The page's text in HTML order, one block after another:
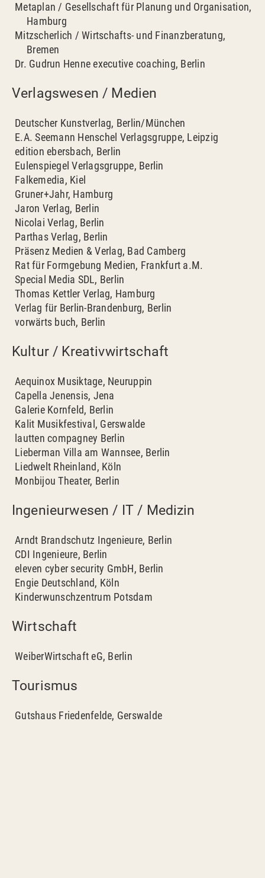
Metaplan / Gesellschaft für Planung und Organisation,
Hamburg
Mitzscherlich / Wirtschafts- und Finanzberatung,
Bremen
Dr. Gudrun Henne executive coaching, Berlin
Verlagswesen / Medien
Deutscher Kunstverlag, Berlin/München
E.A. Seemann Henschel Verlagsgruppe, Leipzig
edition ebersbach, Berlin
Eulenspiegel Verlagsgruppe, Berlin
Falkemedia, Kiel
Gruner+Jahr, Hamburg
Jaron Verlag, Berlin
Nicolai Verlag, Berlin
Parthas Verlag, Berlin
Präsenz Medien & Verlag, Bad Camberg
Rat für Formgebung Medien, Frankfurt a.M.
Special Media SDL, Berlin
Thomas Kettler Verlag, Hamburg
Verlag für Berlin-Brandenburg, Berlin
vorwärts buch, Berlin
Kultur / Kreativwirtschaft
Aequinox Musiktage, Neuruppin
Capella Jenensis, Jena
Galerie Kornfeld, Berlin
Kalit Musikfestival, Gerswalde
lautten compagney Berlin
Lieberman Villa am Wannsee, Berlin
Liedwelt Rheinland, Köln
Monbijou Theater, Berlin
Ingenieurwesen / IT / Medizin
Arndt Brandschutz Ingenieure, Berlin
CDI Ingenieure, Berlin
eleven cyber security GmbH, Berlin
Engie Deutschland, Köln
Kinderwunschzentrum Potsdam
Wirtschaft
WeiberWirtschaft eG, Berlin
Tourismus
Gutshaus Friedenfelde, Gerswalde